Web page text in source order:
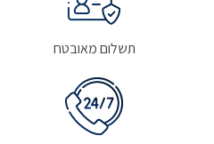
תשלום מאובטח